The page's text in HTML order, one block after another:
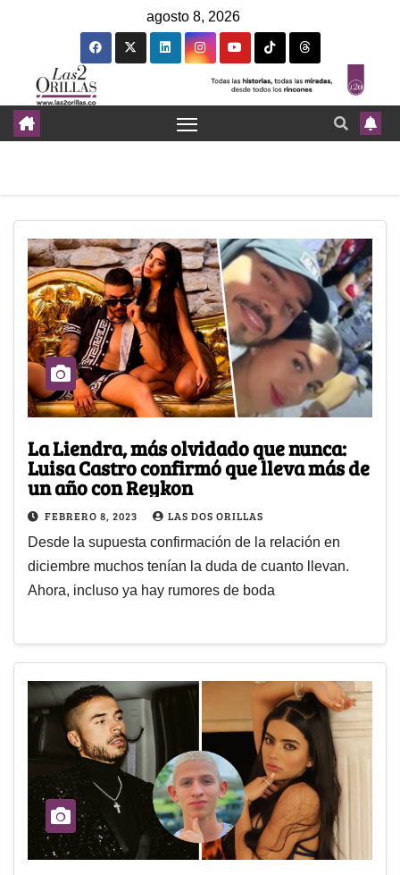
agosto 8, 2026
La Liendra, más olvidado que nunca:
Luisa Castro confirmó que lleva más de
un año con Reykon
FEBRERO 8, 2023 LAS DOS ORILLAS
Desde la supuesta confirmación de la relación en
diciembre muchos tenían la duda de cuanto llevan.
Ahora, incluso ya hay rumores de boda